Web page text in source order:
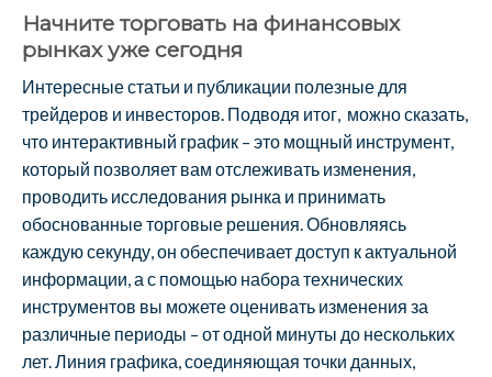
Начните торговать на финансовых
рынках уже сегодня
Интересные статьи и публикации полезные для
трейдеров и инвесторов. Подводя итог, можно сказать,
что интерактивный график – это мощный инструмент,
который позволяет вам отслеживать изменения,
проводить исследования рынка и принимать
обоснованные торговые решения. Обновляясь
каждую секунду, он обеспечивает доступ к актуальной
информации, а с помощью набора технических
инструментов вы можете оценивать изменения за
различные периоды – от одной минуты до нескольких
лет. Линия графика, соединяющая точки данных,